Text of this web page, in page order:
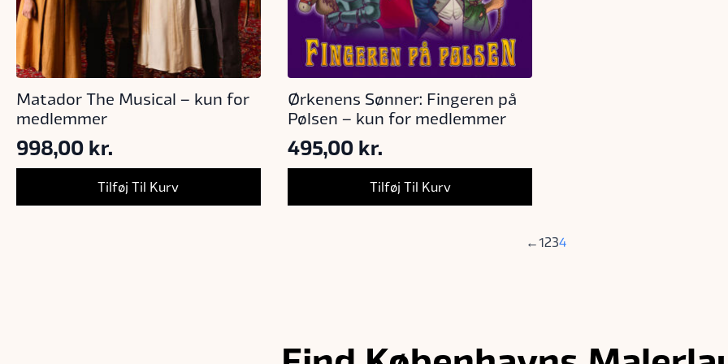
Matador The Musical – kun for
medlemmer
998,00kr.
Tilføj Til Kurv
Ørkenens Sønner: Fingeren på
Pølsen – kun for medlemmer
495,00kr.
Tilføj Til Kurv
←1234